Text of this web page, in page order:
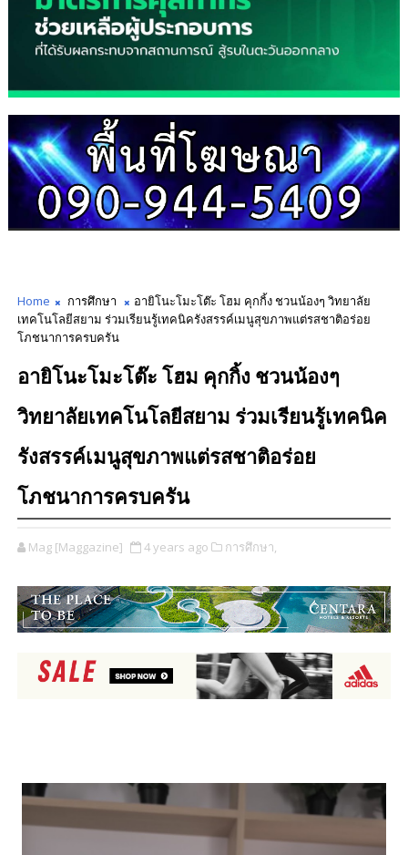
Home การศึกษา
อายิโนะโมะโต๊ะ โฮม คุกกิ้ง ชวนน้องๆ วิทยาลัย
เทคโนโลยีสยาม ร่วมเรียนรู้เทคนิครังสรรค์เมนูสุขภาพแต่รสชาติอร่อย
โภชนาการครบครัน
อายิโนะโมะโต๊ะ โฮม คุกกิ้ง ชวนน้องๆ
วิทยาลัยเทคโนโลยีสยาม ร่วมเรียนรู้เทคนิค
รังสรรค์เมนูสุขภาพแต่รสชาติอร่อย
โภชนาการครบครัน
Mag [Maggazine] 4 years ago การศึกษา,